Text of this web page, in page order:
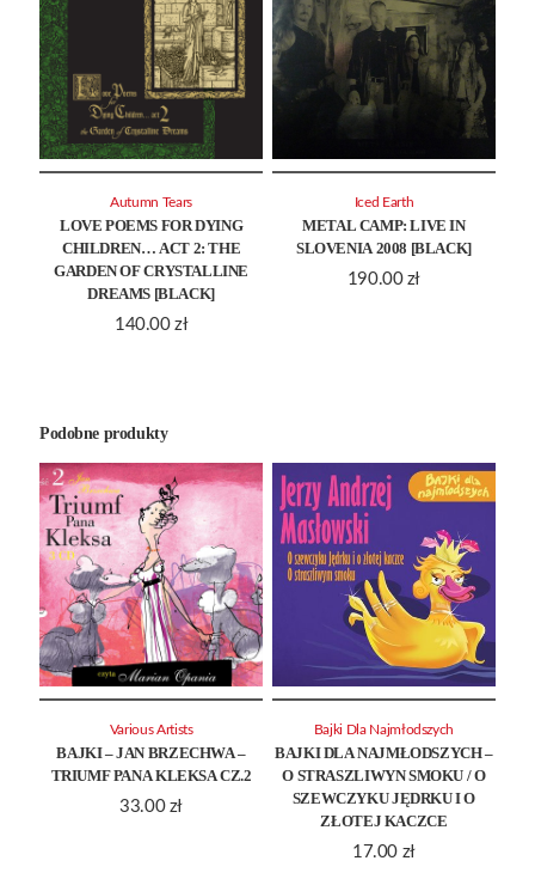
LOVE POEMS FOR DYING
CHILDREN… ACT 2: THE
GARDEN OF CRYSTALLINE
DREAMS [BLACK]
140.00 zł
Autumn Tears
METAL CAMP: LIVE IN
SLOVENIA 2008 [BLACK]
190.00 zł
Iced Earth
Podobne produkty
BAJKI – JAN BRZECHWA –
TRIUMF PANA KLEKSA CZ.2
33.00 zł
Various Artists
BAJKI DLA NAJMŁODSZYCH –
O STRASZLIWYN SMOKU / O
SZEWCZYKU JĘDRKU I O
ZŁOTEJ KACZCE
17.00 zł
Bajki Dla Najmłodszych